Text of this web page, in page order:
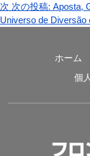
次 次の投稿: Aposta,
Universo de Diversão
ホーム
個